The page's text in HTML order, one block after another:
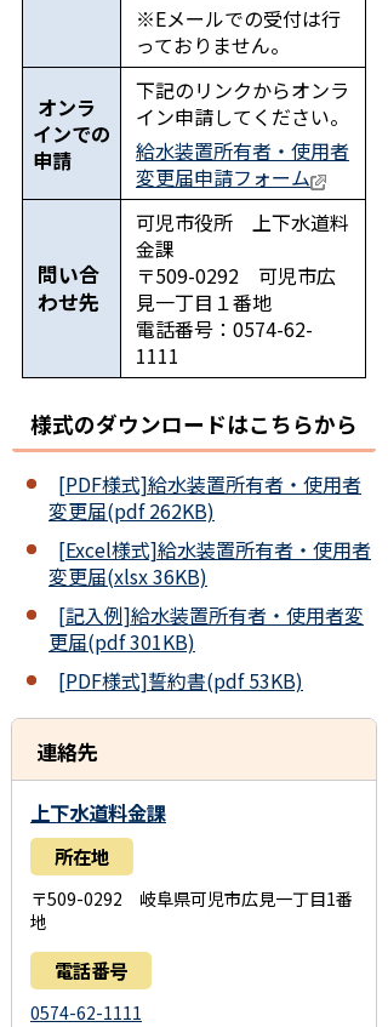
※Eメールでの受付は行
っておりません。
オンラ
インでの
申請
下記のリンクからオンラ
イン申請してください。
給水装置所有者・使用者
変更届申請フォーム
問い合
わせ先
可児市役所 上下水道料
金課
〒509-0292 可児市広
見一丁目１番地
電話番号：0574-62-
1111
様式のダウンロードはこちらから
[PDF様式]給水装置所有者・使用者
変更届(pdf 262KB)
[Excel様式]給水装置所有者・使用者
変更届(xlsx 36KB)
[記入例]給水装置所有者・使用者変
更届(pdf 301KB)
[PDF様式]誓約書(pdf 53KB)
連絡先
上下水道料金課
所在地
〒509-0292 岐阜県可児市広見一丁目1番
地
電話番号
0574-62-1111